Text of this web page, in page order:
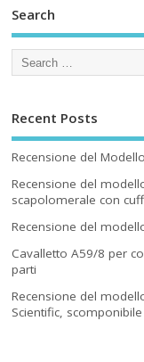
Search
Recent Posts
Recensione del
Recensione del
scapolomerale con
Recensione del
Cavalletto A59/8 per
parti
Recensione del
Scientific,